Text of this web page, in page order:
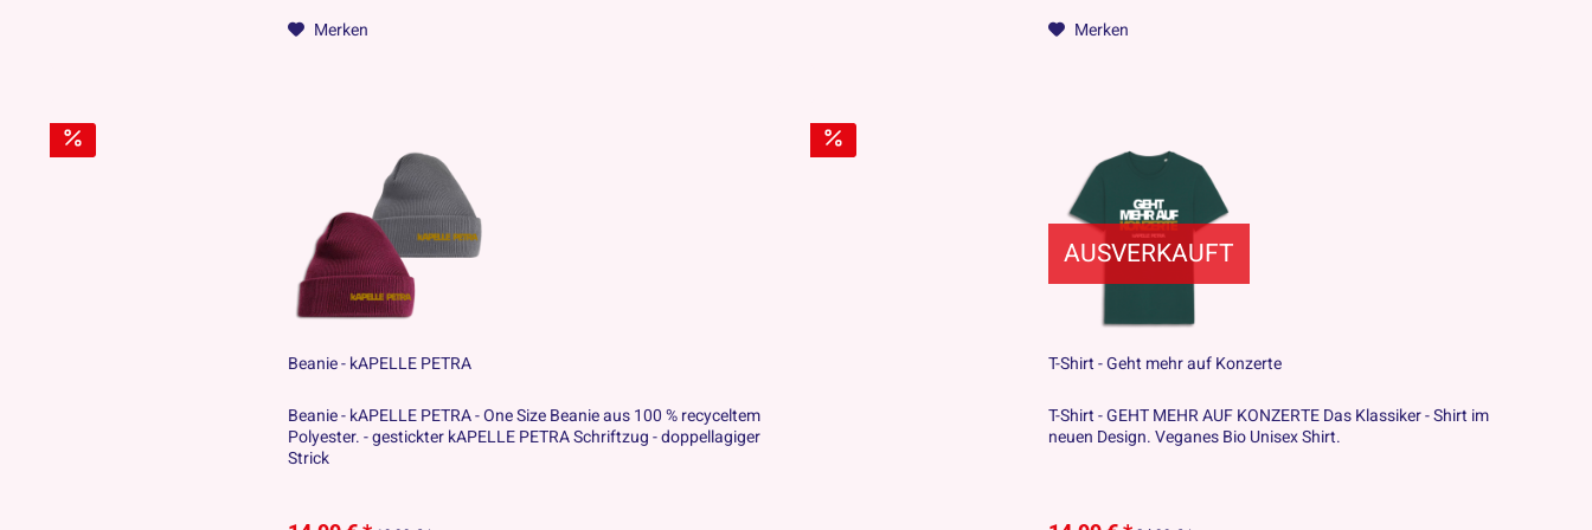
Merken Merken
Beanie - kAPELLE PETRA
Beanie - kAPELLE PETRA - One Size Beanie aus 100 % recyceltem
Polyester. - gestickter kAPELLE PETRA Schriftzug - doppellagiger
Strick
AUSVERKAUFT
T-Shirt - Geht mehr auf Konzerte
T-Shirt - GEHT MEHR AUF KONZERTE Das Klassiker - Shirt im
neuen Design. Veganes Bio Unisex Shirt.